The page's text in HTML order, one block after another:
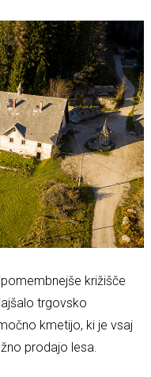
križišče
trgovsko
kmetijo, ki je vsaj
prodajo lesa.